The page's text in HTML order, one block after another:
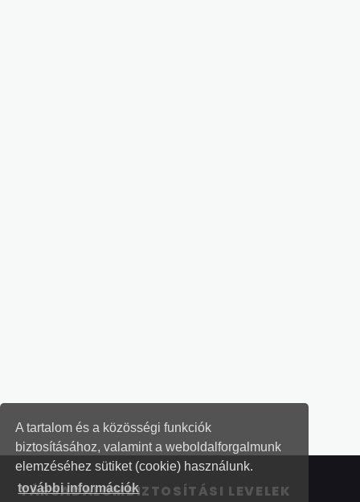
A tartalom és a közösségi funkciók
biztosításához, valamint a weboldalforgalmunk
elemzéséhez sütiket (cookie) használunk.
további információk
TÁRSADALOMBIZTOSÍTÁSI LEVELEK